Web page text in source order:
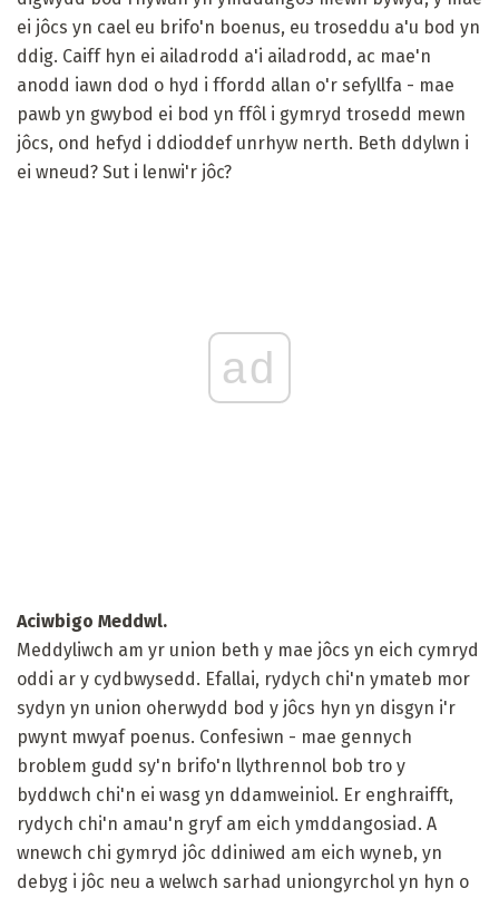
ei jôcs yn cael eu brifo'n boenus, eu troseddu a'u bod yn
ddig. Caiff hyn ei ailadrodd a'i ailadrodd, ac mae'n
anodd iawn dod o hyd i ffordd allan o'r sefyllfa - mae
pawb yn gwybod ei bod yn ffôl i gymryd trosedd mewn
jôcs, ond hefyd i ddioddef unrhyw nerth. Beth ddylwn i
ei wneud? Sut i lenwi'r jôc?
ad
Aciwbigo Meddwl.
Meddyliwch am yr union beth y mae jôcs yn eich cymryd
oddi ar y cydbwysedd. Efallai, rydych chi'n ymateb mor
sydyn yn union oherwydd bod y jôcs hyn yn disgyn i'r
pwynt mwyaf poenus. Confesiwn - mae gennych
broblem gudd sy'n brifo'n llythrennol bob tro y
byddwch chi'n ei wasg yn ddamweiniol. Er enghraifft,
rydych chi'n amau'n gryf am eich ymddangosiad. A
wnewch chi gymryd jôc ddiniwed am eich wyneb, yn
debyg i jôc neu a welwch sarhad uniongyrchol yn hyn o